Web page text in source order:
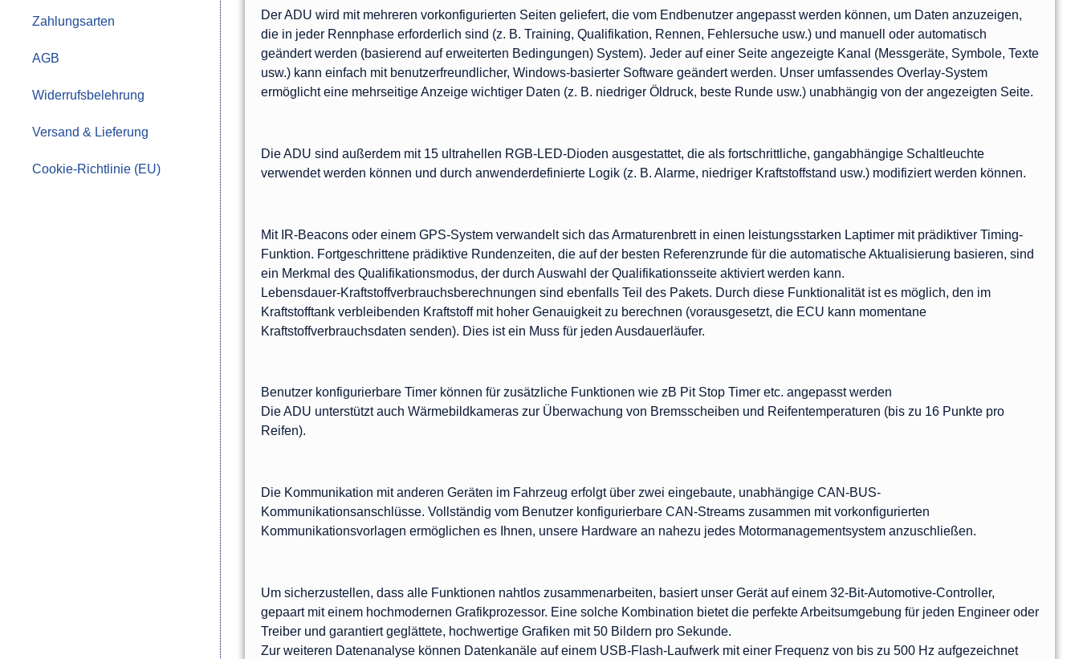
Zahlungsarten
AGB
Widerrufsbelehrung
Versand & Lieferung
Cookie-Richtlinie (EU)
Der ADU wird mit mehreren vorkonfigurierten Seiten geliefert, die vom Endbenutzer angepasst werden können, um Daten anzuzeigen,
die in jeder Rennphase erforderlich sind (z. B. Training, Qualifikation, Rennen, Fehlersuche usw.) und manuell oder automatisch
geändert werden (basierend auf erweiterten Bedingungen) System). Jeder auf einer Seite angezeigte Kanal (Messgeräte, Symbole, Texte
usw.) kann einfach mit benutzerfreundlicher, Windows-basierter Software geändert werden. Unser umfassendes Overlay-System
ermöglicht eine mehrseitige Anzeige wichtiger Daten (z. B. niedriger Öldruck, beste Runde usw.) unabhängig von der angezeigten Seite.
Die ADU sind außerdem mit 15 ultrahellen RGB-LED-Dioden ausgestattet, die als fortschrittliche, gangabhängige Schaltleuchte
verwendet werden können und durch anwenderdefinierte Logik (z. B. Alarme, niedriger Kraftstoffstand usw.) modifiziert werden können.
Mit IR-Beacons oder einem GPS-System verwandelt sich das Armaturenbrett in einen leistungsstarken Laptimer mit prädiktiver Timing-
Funktion. Fortgeschrittene prädiktive Rundenzeiten, die auf der besten Referenzrunde für die automatische Aktualisierung basieren, sind
ein Merkmal des Qualifikationsmodus, der durch Auswahl der Qualifikationsseite aktiviert werden kann.
Lebensdauer-Kraftstoffverbrauchsberechnungen sind ebenfalls Teil des Pakets. Durch diese Funktionalität ist es möglich, den im
Kraftstofftank verbleibenden Kraftstoff mit hoher Genauigkeit zu berechnen (vorausgesetzt, die ECU kann momentane
Kraftstoffverbrauchsdaten senden). Dies ist ein Muss für jeden Ausdauerläufer.
Benutzer konfigurierbare Timer können für zusätzliche Funktionen wie zB Pit Stop Timer etc. angepasst werden
Die ADU unterstützt auch Wärmebildkameras zur Überwachung von Bremsscheiben und Reifentemperaturen (bis zu 16 Punkte pro
Reifen).
Die Kommunikation mit anderen Geräten im Fahrzeug erfolgt über zwei eingebaute, unabhängige CAN-BUS-
Kommunikationsanschlüsse. Vollständig vom Benutzer konfigurierbare CAN-Streams zusammen mit vorkonfigurierten
Kommunikationsvorlagen ermöglichen es Ihnen, unsere Hardware an nahezu jedes Motormanagementsystem anzuschließen.
Um sicherzustellen, dass alle Funktionen nahtlos zusammenarbeiten, basiert unser Gerät auf einem 32-Bit-Automotive-Controller,
gepaart mit einem hochmodernen Grafikprozessor. Eine solche Kombination bietet die perfekte Arbeitsumgebung für jeden Engineer oder
Treiber und garantiert geglättete, hochwertige Grafiken mit 50 Bildern pro Sekunde.
Zur weiteren Datenanalyse können Datenkanäle auf einem USB-Flash-Laufwerk mit einer Frequenz von bis zu 500 Hz aufgezeichnet